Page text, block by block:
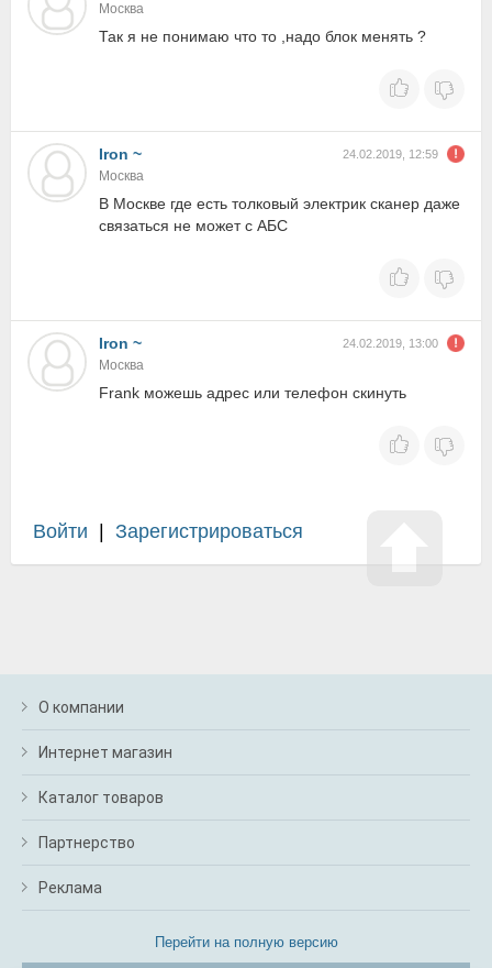
Москва
Так я не понимаю что то ,надо блок менять ?
Iron ~ 24.02.2019, 12:59
Москва
В Москве где есть толковый электрик сканер даже
связаться не может с АБС
Iron ~ 24.02.2019, 13:00
Москва
Frank можешь адрес или телефон скинуть
Войти Зарегистрироваться
О компании
Интернет магазин
Каталог товаров
Партнерство
Реклама
Перейти на полную версию